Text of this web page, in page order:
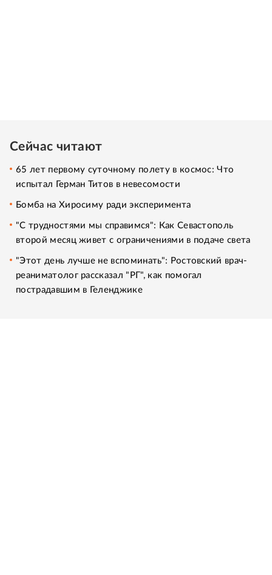
Сейчас читают
65 лет первому суточному полету в космос: Что
испытал Герман Титов в невесомости
Бомба на Хиросиму ради эксперимента
"С трудностями мы справимся": Как Севастополь
второй месяц живет с ограничениями в подаче света
"Этот день лучше не вспоминать": Ростовский врач-
реаниматолог рассказал "РГ", как помогал
пострадавшим в Геленджике